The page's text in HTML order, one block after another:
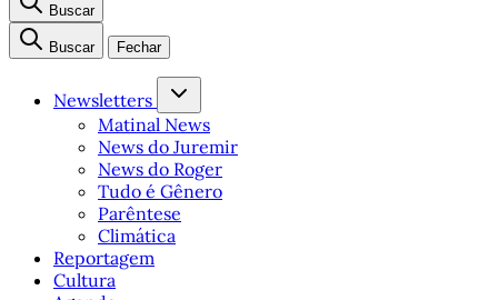
Buscar
Buscar Fechar
Newsletters
Matinal News
News do Juremir
News do Roger
Tudo é Gênero
Parêntese
Climática
Reportagem
Cultura